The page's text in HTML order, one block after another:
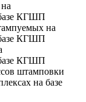
КГШП
на
КГШП
КГШП
штамповки
на базе